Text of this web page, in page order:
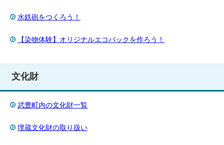
水鉄砲をつくろう！
【染物体験】オリジナルエコバックを作ろう！
文化財
武豊町内の文化財一覧
埋蔵文化財の取り扱い